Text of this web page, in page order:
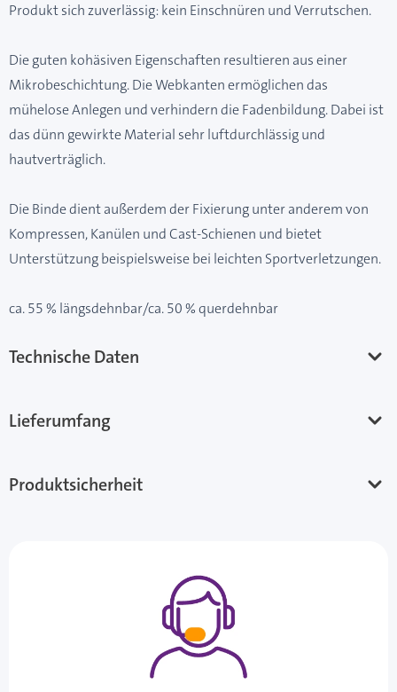
Produkt sich zuverlässig: kein Einschnüren und Verrutschen.
Die guten kohäsiven Eigenschaften resultieren aus einer
Mikrobeschichtung. Die Webkanten ermöglichen das
mühelose Anlegen und verhindern die Fadenbildung. Dabei ist
das dünn gewirkte Material sehr luftdurchlässig und
hautverträglich.
Die Binde dient außerdem der Fixierung unter anderem von
Kompressen, Kanülen und Cast-Schienen und bietet
Unterstützung beispielsweise bei leichten Sportverletzungen.
ca. 55 % längsdehnbar/ca. 50 % querdehnbar
Technische Daten
Lieferumfang
Produktsicherheit